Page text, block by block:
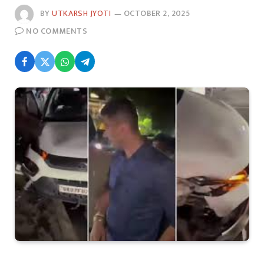
BYUTKARSH JYOTI
OCTOBER 2, 2025
NO COMMENTS